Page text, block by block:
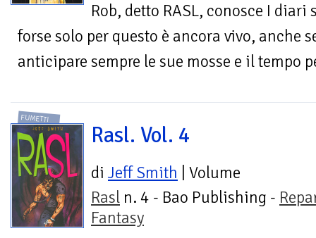
Rob, detto RASL, conosce I diari
forse solo per questo è ancora vivo, anche
anticipare sempre le sue mosse e il tempo
FUMETTI
Rasl. Vol. 4
di Jeff Smith | Volume
Rasl n. 4 - Bao Publishing -
Fantasy